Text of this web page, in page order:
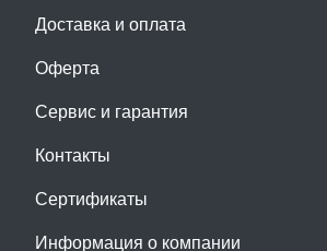
Доставка и оплата
Оферта
Сервис и гарантия
Контакты
Сертификаты
Информация о компании